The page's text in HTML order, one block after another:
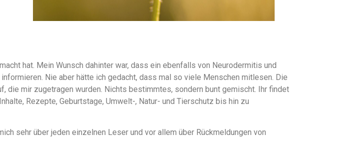
hat. Mein Wunsch dahinter war, dass ein ebenfalls von Neurodermitis und
Nie aber hätte ich gedacht, dass mal so viele Menschen mitlesen. Die
die mir zugetragen wurden. Nichts bestimmtes, sondern bunt gemischt. Ihr findet
Rezepte, Geburtstage, Umwelt-, Natur- und Tierschutz bis hin zu
sehr über jeden einzelnen Leser und vor allem über Rückmeldungen von